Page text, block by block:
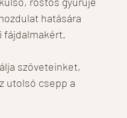
hatására
fájdalmakért.
szöveteinket,
utolsó csepp a